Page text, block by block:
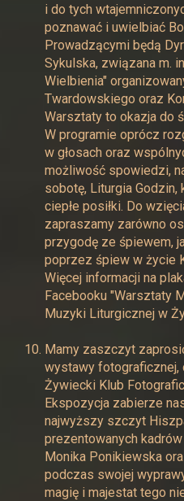
i do tych
poznawać i uwielbiać
Prowadzącymi będą
Sykulska, związana m.
Wielbienia"
Twardowskiego oraz
Warsztaty to okazja do
W programie oprócz
w głosach oraz
możliwość spowiedzi,
sobotę, Liturgia Godzin,
ciepłe posiłki. Do
zapraszamy zarówno
przygodę ze śpiewem,
poprzez śpiew w życie
Więcej informacji na
Facebooku "Warsztaty
Muzyki Liturgicznej w
Mamy zaszczyt
wystawy fotograficznej,
Żywiecki Klub
Ekspozycja zabierze
najwyższy szczyt
prezentowanych
Monika Ponikiewska
podczas swojej
magię i majestat tego